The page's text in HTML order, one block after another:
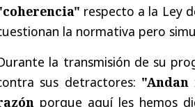
respecto a la Ley
la normativa pero
la transmisión de su
sus detractores:
porque aquí les hemos